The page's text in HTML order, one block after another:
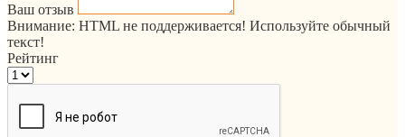
Ваш отзыв
Внимание: HTML не поддерживается! Используйте обычный
текст!
Рейтинг